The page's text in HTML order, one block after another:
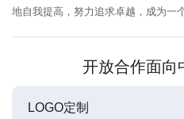
地自我提高，努力追求卓越，成为一
开放合作面向
LOGO定制